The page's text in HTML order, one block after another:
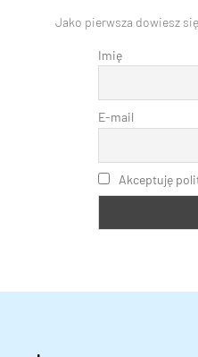
Jako pierwsza dowiesz
Imię
E-mail
Akceptuję